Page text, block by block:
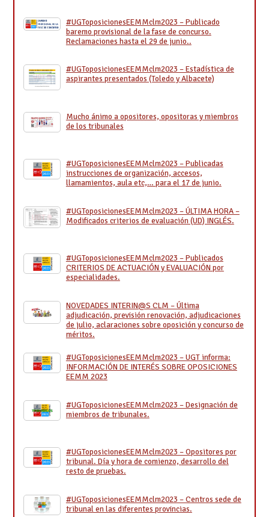
#UGToposicionesEEMMclm2023 – Publicado
baremo provisional de la fase de concurso.
Reclamaciones hasta el 29 de junio..
#UGToposicionesEEMMclm2023 – Estadística de
aspirantes presentados (Toledo y Albacete)
Mucho ánimo a opositores, opositoras y miembros
de los tribunales
#UGToposicionesEEMMclm2023 – Publicadas
instrucciones de organización, accesos,
llamamientos, aula etc,… para el 17 de junio.
#UGToposicionesEEMMclm2023 – ÚLTIMA HORA –
Modificados criterios de evaluación (UD) INGLÉS.
#UGToposicionesEEMMclm2023 – Publicados
CRITERIOS DE ACTUACIÓN y EVALUACIÓN por
especialidades.
NOVEDADES INTERIN@S CLM – Última
adjudicación, previsión renovación, adjudicaciones
de julio, aclaraciones sobre oposición y concurso de
méritos.
#UGToposicionesEEMMclm2023 – UGT informa:
INFORMACIÓN DE INTERÉS SOBRE OPOSICIONES
EEMM 2023
#UGToposicionesEEMMclm2023 – Designación de
miembros de tribunales.
#UGToposicionesEEMMclm2023 – Opositores por
tribunal. Día y hora de comienzo, desarrollo del
resto de pruebas.
#UGToposicionesEEMMclm2023 – Centros sede de
tribunal en las diferentes provincias.